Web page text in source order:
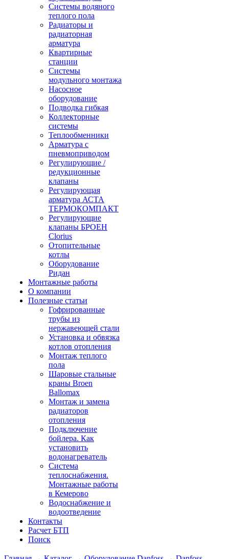
Системы водяного
теплого пола
Радиаторы и
радиаторная
арматура
Квартирные
станции
Системы
модульного монтажа
Насосное
оборудование
Подводка гибкая
Коллекторные
системы
Теплообменники
Арматура с
пневмоприводом
Регулирующие /
редукционные
клапаны
Регулирующая
арматура АСТА
ТЕРМОКОМПАКТ
Регулирующие
клапаны БРОЕН
Clorius
Отопительные
котлы
Оборудование
Ридан
Монтажные работы
О компании
Полезные статьи
Гофрированные
трубы из
нержавеющей стали
Установка и обвязка
котлов отопления
Монтаж теплого
пола
Шаровые стальные
краны Broen
Ballomax
Монтаж и замена
радиаторов
отопления
Подключение
бойлера. Как
установить
водонагреватель
Система
теплоснабжения.
Монтажные работы
в Кемерово
Водоснабжение и
водоотведение
Контакты
Расчет БТП
Поиск